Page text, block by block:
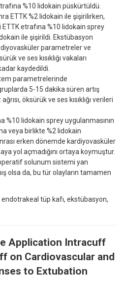
%10 lidokain püskürtüldü.
ETTK %2 lidokain ile şişirilirken,
etrafına %10 lidokain sprey
ile şişirildi. Ekstübasyon
parametreler ve
ve ses kısıklığı vakaları
kaydedildi.
parametrelerinde
5-15 dakika süren artış
öksürük ve ses kısıklığı verileri
%10 lidokain sprey uygulanmasının
veya birlikte %2 lidokain
erken dönemde kardiyovasküler
yol açmadığını ortaya koymuştur.
solunum sistemi yan
olsa da, bu tür olayların tamamen
endotrakeal tüp kafı, ekstübasyon,
Application Intracuff
on Cardiovascular and
to Extubation